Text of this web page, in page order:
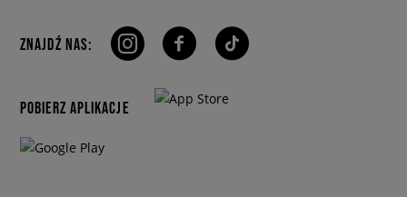
ZNAJDŹ NAS:
POBIERZ APLIKACJE